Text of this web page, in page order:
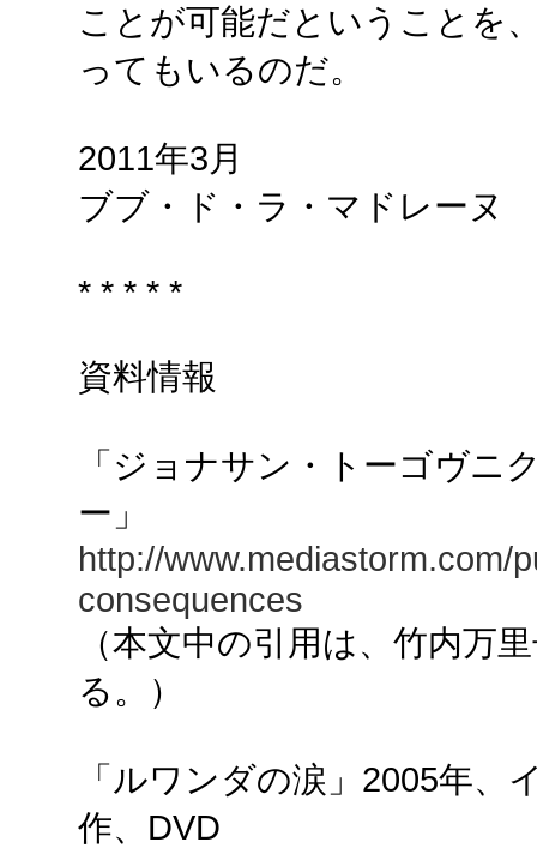
ことが可能だということを
ってもいるのだ。
2011年3月
ブブ・ド・ラ・マドレーヌ
* * * * *
資料情報
「ジョナサン・トーゴヴニ
ー」
http://www.mediastorm.com/
consequences
（本文中の引用は、竹内万
る。）
「ルワンダの涙」2005年、
作、DVD